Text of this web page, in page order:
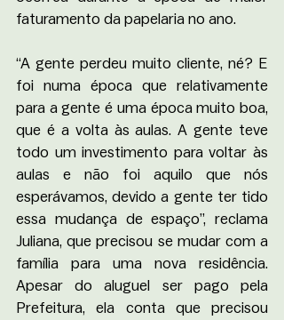
faturamento da papelaria no ano.
“A gente perdeu muito cliente, né? E
foi numa época que relativamente
para a gente é uma época muito boa,
que é a volta às aulas. A gente teve
todo um investimento para voltar às
aulas e não foi aquilo que nós
esperávamos, devido a gente ter tido
essa mudança de espaço”, reclama
Juliana, que precisou se mudar com a
família para uma nova residência.
Apesar do aluguel ser pago pela
Prefeitura, ela conta que precisou